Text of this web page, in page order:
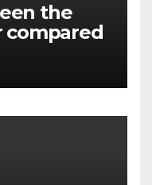
the
compared
Learners